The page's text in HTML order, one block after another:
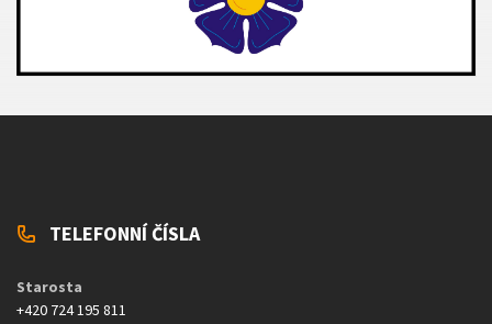
TELEFONNÍ ČÍSLA
Starosta
+420 724 195 811